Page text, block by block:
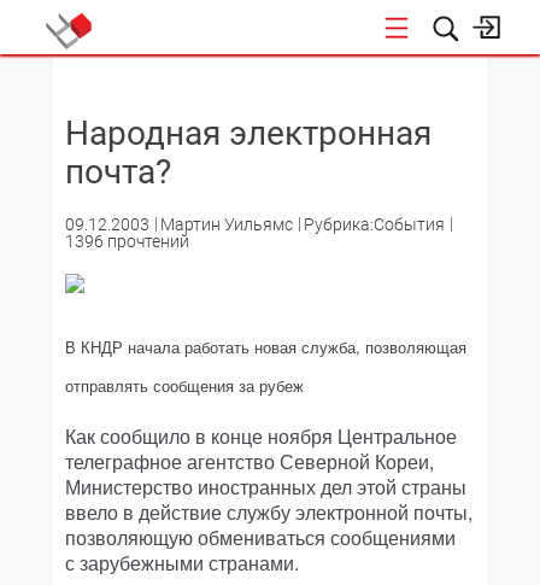
Народная электронная
почта?
09.12.2003 Мартин Уильямс
Рубрика:События
1396 прочтений
В КНДР начала работать новая служба, позволяющая
отправлять сообщения за рубеж
Как сообщило в конце ноября Центральное
телеграфное агентство Северной Кореи,
Министерство иностранных дел этой страны
ввело в действие службу электронной почты,
позволяющую обмениваться сообщениями
с зарубежными странами.